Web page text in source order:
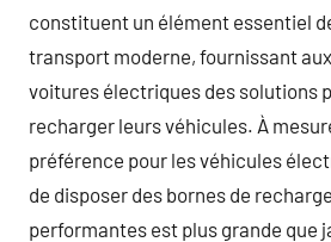
constituent un élément essentiel
transport moderne, fournissant
voitures électriques des solutions
recharger leurs véhicules. À
préférence pour les véhicules
de disposer des bornes de
performantes est plus grande que